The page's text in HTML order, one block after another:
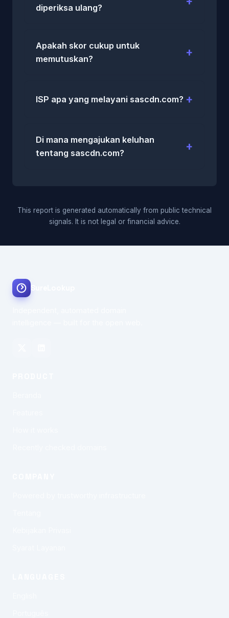
diperiksa ulang?
Apakah skor cukup untuk
memutuskan?
ISP apa yang melayani sascdn.com?
Di mana mengajukan keluhan
tentang sascdn.com?
This report is generated automatically from public technical
signals. It is not legal or financial advice.
SureLookup